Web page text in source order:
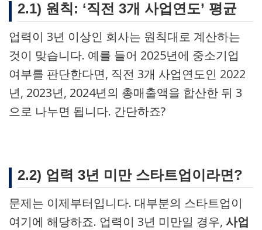
2.1) 원칙: ‘직전 3개 사업연도’ 평균
업력이 3년 이상인 회사는 원칙대로 계산하는
것이 맞습니다. 예를 들어 2025년에 중소기업
여부를 판단한다면, 직전 3개 사업연도인 2022
년, 2023년, 2024년의 총매출액을 합산한 뒤 3
으로 나누면 됩니다. 간단하죠?
2.2) 업력 3년 미만 스타트업이라면?
문제는 이제부터입니다. 대부분의 스타트업이
여기에 해당하죠. 업력이 3년 미만일 경우, 사업